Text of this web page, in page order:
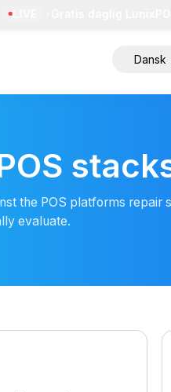
LIVE
Dansk
the POS platforms repair
evaluate.